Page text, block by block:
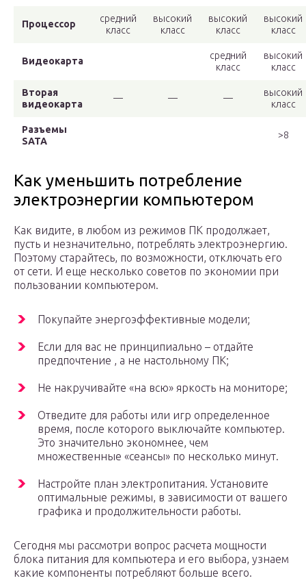
Процессор
средний
класс
высокий
класс
высокий
класс
высокий
класс
Видеокарта
средний
класс
высокий
класс
Вторая
видеокарта
— — —
высокий
класс
Разъемы
SATA
>8
Как уменьшить потребление
электроэнергии компьютером
Как видите, в любом из режимов ПК продолжает,
пусть и незначительно, потреблять электроэнергию.
Поэтому старайтесь, по возможности, отключать его
от сети. И еще несколько советов по экономии при
пользовании компьютером.
Покупайте энергоэффективные модели;
Если для вас не принципиально – отдайте
предпочтение , а не настольному ПК;
Не накручивайте «на всю» яркость на мониторе;
Отведите для работы или игр определенное
время, после которого выключайте компьютер.
Это значительно экономнее, чем
множественные «сеансы» по несколько минут.
Настройте план электропитания. Установите
оптимальные режимы, в зависимости от вашего
графика и продолжительности работы.
Сегодня мы рассмотри вопрос расчета мощности
блока питания для компьютера и его выбора, узнаем
какие компоненты потребляют больше всего.